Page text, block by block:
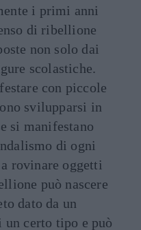
i primi anni
di ribellione
non solo dai
scolastiche.
con piccole
svilupparsi in
si manifestano
di ogni
rovinare oggetti
può nascere
dato da un
certo tipo e può